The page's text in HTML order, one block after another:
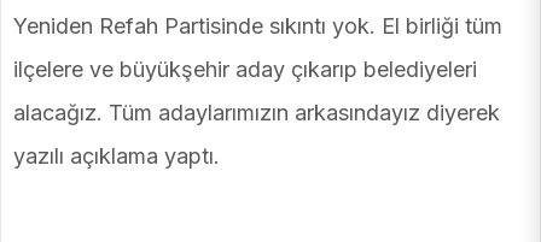
Yeniden Refah Partisinde sıkıntı yok. El birliği tüm
ilçelere ve büyükşehir aday çıkarıp belediyeleri
alacağız. Tüm adaylarımızın arkasındayız diyerek
yazılı açıklama yaptı.